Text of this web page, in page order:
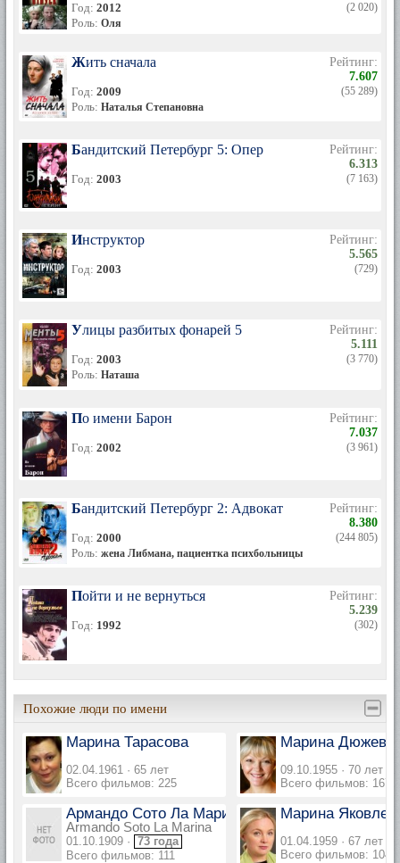
Год: 2012
Роль: Оля
(2 020)
Жить сначала
Год: 2009
Роль: Наталья Степановна
Рейтинг:
7.607
(55 289)
Бандитский Петербург 5: Опер
Год: 2003
Рейтинг:
6.313
(7 163)
Инструктор
Год: 2003
Рейтинг:
5.565
(729)
Улицы разбитых фонарей 5
Год: 2003
Роль: Наташа
Рейтинг:
5.111
(3 770)
По имени Барон
Год: 2002
Рейтинг:
7.037
(3 961)
Бандитский Петербург 2: Адвокат
Год: 2000
Роль: жена Либмана, пациентка психбольницы
Рейтинг:
8.380
(244 805)
Пойти и не вернуться
Год: 1992
Рейтинг:
5.239
(302)
Похожие люди по имени
Марина Тарасова
02.04.1961 · 65 лет
Всего фильмов: 225
Марина Дюжева
09.10.1955 · 70 лет
Всего фильмов: 167
Армандо Сото Ла Марина
Armando Soto La Marina
01.10.1909 · 73 года
Всего фильмов: 111
Марина
01.04.1959 · 67 лет
Всего фильмов: 104